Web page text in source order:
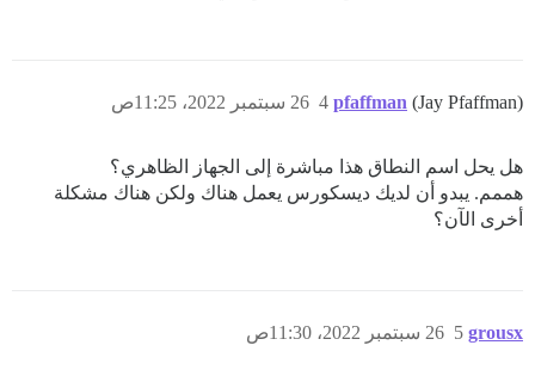
pfaffman (Jay Pfaffman) 26 سبتمبر 2022، 11:25ص 4
هل يحل اسم النطاق هذا مباشرة إلى الجهاز الظاهري؟
هممم. يبدو أن لديك ديسكورس يعمل هناك ولكن هناك مشكلة
أخرى الآن؟
grousx 26 سبتمبر 2022، 11:30ص 5